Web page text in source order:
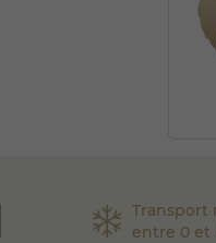
Transport
entre 0 et